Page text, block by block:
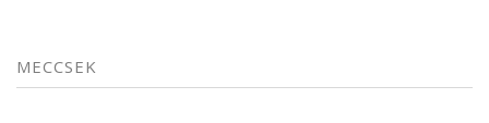
MECCSEK